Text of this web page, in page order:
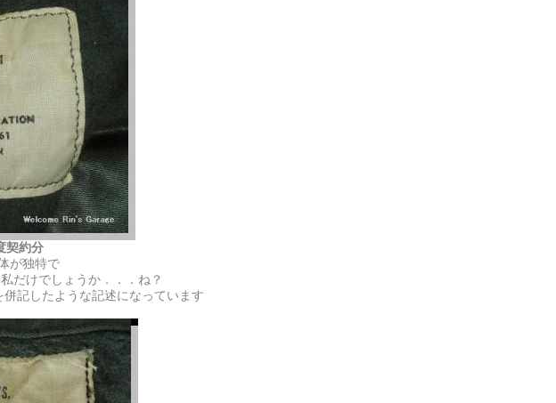
契約分
が独特で
だけでしょうか．．．ね？
記したような記述になっています